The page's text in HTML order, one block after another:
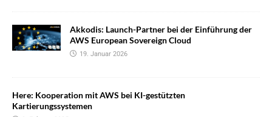
Akkodis: Launch-Partner bei der Einführung der
AWS European Sovereign Cloud
19. Januar 2026
Here: Kooperation mit AWS bei KI-gestützten
Kartierungssystemen